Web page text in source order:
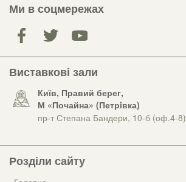
Ми в соцмережах
Виставкові зали
Київ, Правий берег,
М «Почайна» (Петрiвка)
пр-т Степана Бандери, 10-б (оф.4-8)
Розділи сайту